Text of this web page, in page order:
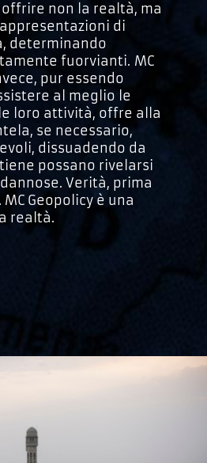
non la realtà, ma
di
determinando
fuorvianti. MC
pur essendo
al meglio le
loro attività, offre alla
se necessario,
dissuadendo da
possano rivelarsi
Verità, prima
Geopolicy è una
realtà.